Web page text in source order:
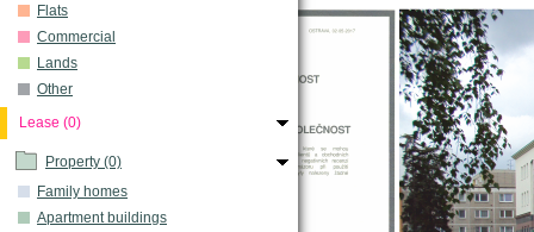
Flats
Commercial
Lands
Other
Lease (0)
Property (0)
Family homes
Apartment buildings